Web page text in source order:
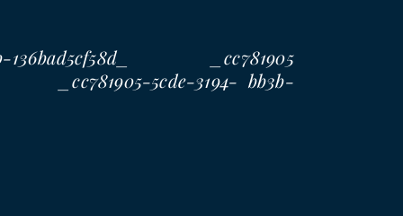
136bad5cf58d_ _cc781905
_cc781905-5cde-3194- bb3b-